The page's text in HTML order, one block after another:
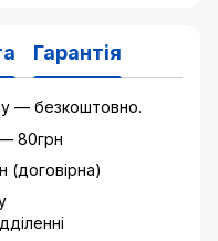
Гарантія
— безкоштовно.
80грн
(договірна)